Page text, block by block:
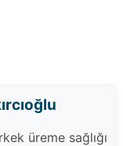
üreme sağlığı